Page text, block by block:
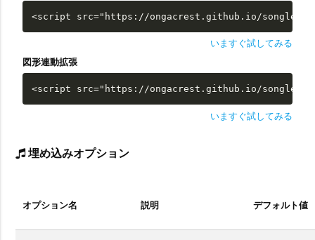
<script src="https://ongacrest.github.io/songle-
いますぐ試してみる
図形連動拡張
<script src="https://ongacrest.github.io/songle-
いますぐ試してみる
埋め込みオプション
オプション名 説明 デフォルト値